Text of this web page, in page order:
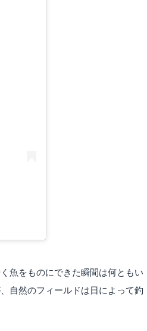
魚をものにできた瞬間は何ともい
自然のフィールドは日によって釣